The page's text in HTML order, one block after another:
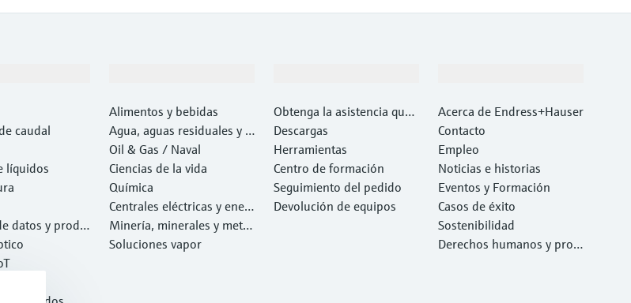
caudal
líquidos
datos y produ
Alimentos y bebidas
Agua, aguas residuales y r
esiduos
Oil & Gas / Naval
Ciencias de la vida
Química
Centrales eléctricas y ener
gía
Minería, minerales y metal
es
Soluciones vapor
Obtenga la asistencia que
necesita con rapidez
Descargas
Herramientas
Centro de formación
Seguimiento del pedido
Devolución de equipos
Acerca de Endress+Hauser
Contacto
Empleo
Noticias e historias
Eventos y Formación
Casos de éxito
Sostenibilidad
Derechos humanos y prote